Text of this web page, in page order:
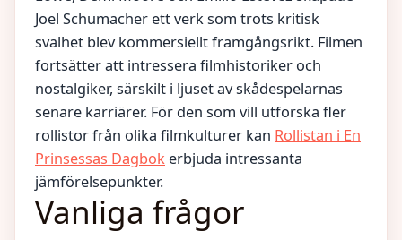
Joel Schumacher ett verk som trots kritisk
svalhet blev kommersiellt framgångsrikt. Filmen
fortsätter att intressera filmhistoriker och
nostalgiker, särskilt i ljuset av skådespelarnas
senare karriärer. För den som vill utforska fler
rollistor från olika filmkulturer kan Rollistan i En
Prinsessas Dagbok erbjuda intressanta
jämförelsepunkter.
Vanliga frågor